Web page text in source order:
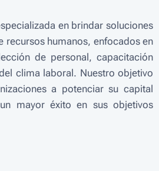
en brindar soluciones
recursos humanos, enfocados en
de personal, capacitación
clima laboral. Nuestro objetivo
a potenciar su capital
mayor éxito en sus objetivos